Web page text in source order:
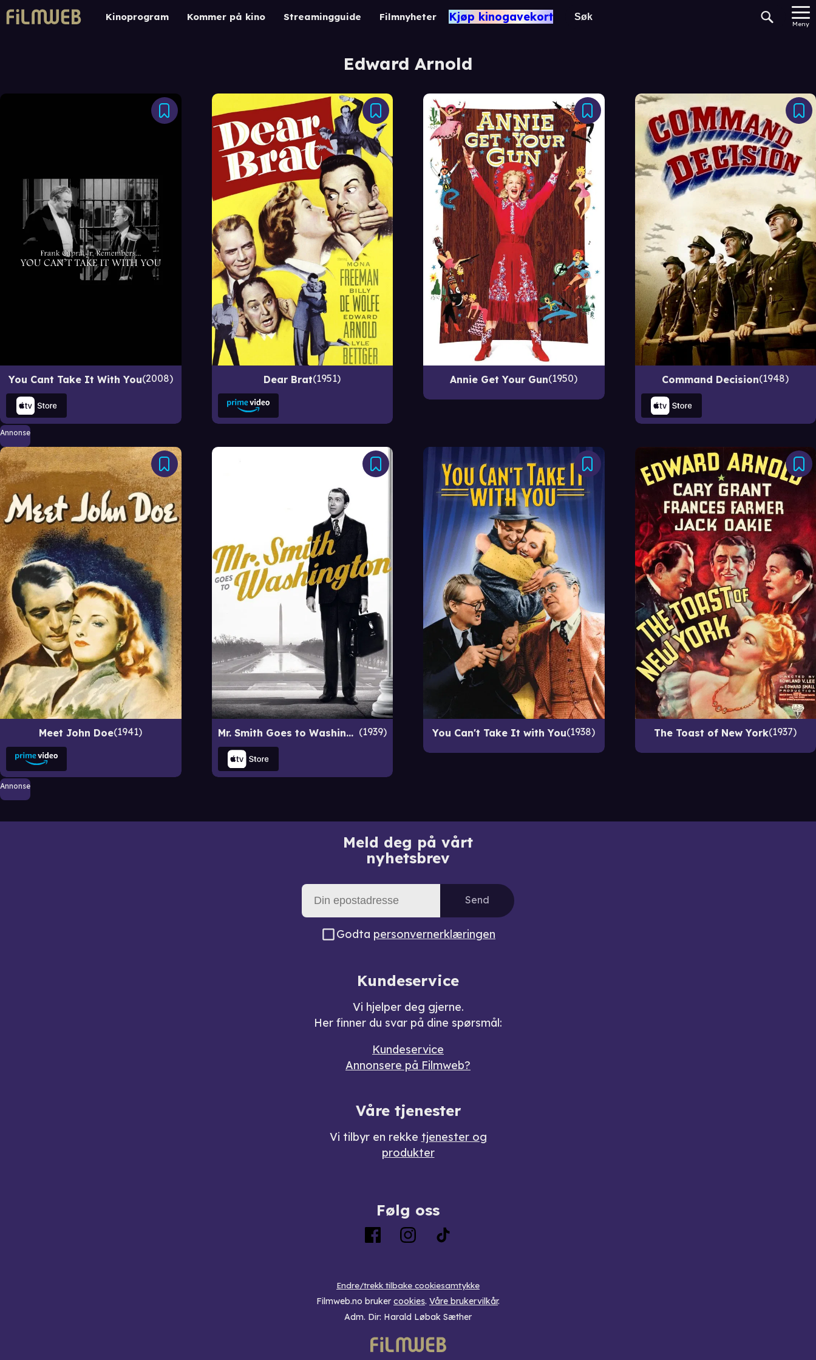
Kinoprogram Kommer på kino Streamingguide Filmnyheter Kjøp kinogavekort
Meny
Edward Arnold
You Cant Take It With You 2008 Dear Brat 1951 Annie Get Your Gun 1950 Command Decision 1948
Annonse
Meet John Doe 1941 Mr. Smith Goes to Washington 1939 You Can't Take It with You 1938 The Toast of New York 1937
Annonse
Meld deg på vårt
nyhetsbrev
Send
Godta personvernerklæringen
Kundeservice
Vi hjelper deg gjerne.
Her finner du svar på dine spørsmål:
Kundeservice
Annonsere på Filmweb?
Våre tjenester
Vi tilbyr en rekke tjenester og
produkter
Følg oss
Endre/trekk tilbake cookiesamtykke
Filmweb.no bruker cookies. Våre brukervilkår.
Adm. Dir: Harald Løbak Sæther